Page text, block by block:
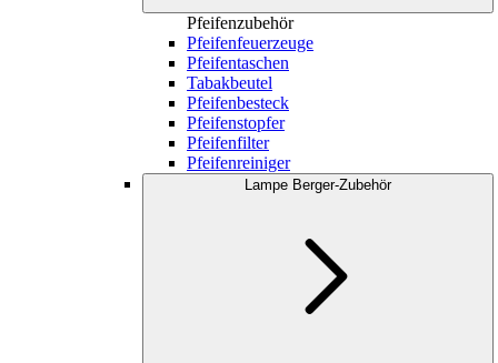
Pfeifenzubehör
Pfeifenfeuerzeuge
Pfeifentaschen
Tabakbeutel
Pfeifenbesteck
Pfeifenstopfer
Pfeifenfilter
Pfeifenreiniger
Lampe Berger-Zubehör